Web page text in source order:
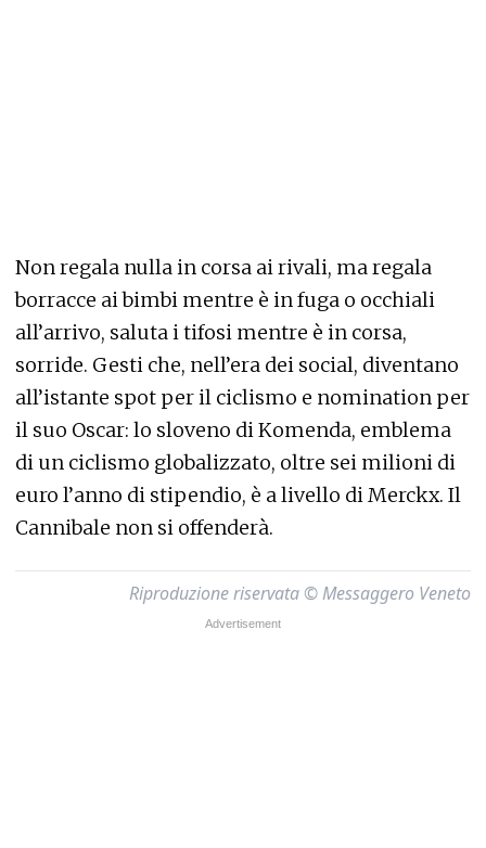
Non regala nulla in corsa ai rivali, ma regala
borracce ai bimbi mentre è in fuga o occhiali
all’arrivo, saluta i tifosi mentre è in corsa,
sorride. Gesti che, nell’era dei social, diventano
all’istante spot per il ciclismo e nomination per
il suo Oscar: lo sloveno di Komenda, emblema
di un ciclismo globalizzato, oltre sei milioni di
euro l’anno di stipendio, è a livello di Merckx. Il
Cannibale non si offenderà.
Riproduzione riservata © Messaggero Veneto